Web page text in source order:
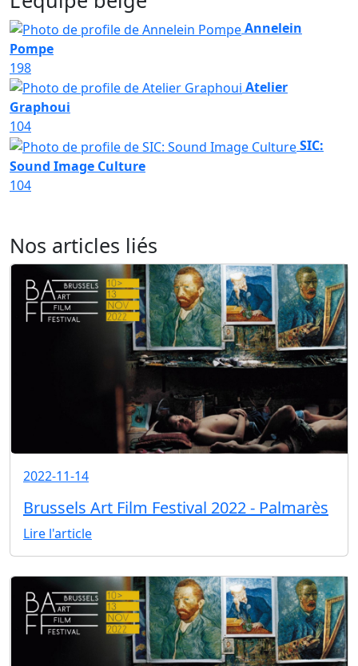
Annelein
Pompe
198
Atelier
Graphoui
104
SIC:
Sound Image Culture
104
Nos articles liés
2022-11-14
Brussels Art Film Festival 2022 - Palmarès
Lire l'article